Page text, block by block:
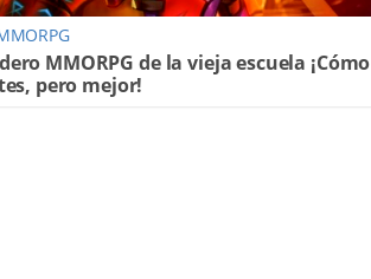
MMORPG de la vieja escuela ¡Cómo
pero mejor!